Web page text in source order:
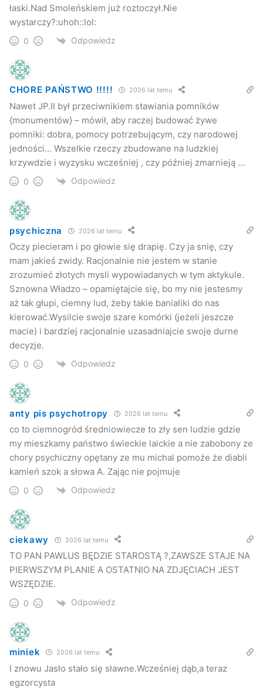
łaski.Nad Smoleńskiem już roztoczył.Nie
wystarczy?:uhoh::lol:
0 Odpowiedz
CHORE PAŃSTWO !!!!! 2026 lat temu
Nawet JP.II był przeciwnikiem stawiania pomników
{monumentów} – mówił, aby raczej budować żywe
pomniki: dobra, pomocy potrzebującym, czy narodowej
jedności… Wszelkie rzeczy zbudowane na ludzkiej
krzywdzie i wyzysku wcześniej , czy później zmarnieją …
0 Odpowiedz
psychiczna 2026 lat temu
Oczy piecieram i po głowie się drapię. Czy ja snię, czy
mam jakieś zwidy. Racjonalnie nie jestem w stanie
zrozumieć złotych mysli wypowiadanych w tym aktykule.
Sznowna Władzo – opamiętajcie się, bo my nie jestesmy
aż tak głupi, ciemny lud, żeby takie banialiki do nas
kierować.Wysilcie swoje szare komórki (jeżeli jeszcze
macie) i bardziej racjonalnie uzasadniajcie swoje durne
decyzje.
0 Odpowiedz
anty pis psychotropy 2026 lat temu
co to ciemnogród średniowiecze to zły sen ludzie gdzie
my mieszkamy państwo świeckie laickie a nie zabobony ze
chory psychiczny opętany ze mu michal pomoże że diabli
kamień szok a słowa A. Zając nie pojmuje
0 Odpowiedz
ciekawy 2026 lat temu
TO PAN PAWLUS BĘDZIE STAROSTĄ ?,ZAWSZE STAJE NA
PIERWSZYM PLANIE A OSTATNIO NA ZDJĘCIACH JEST
WSZĘDZIE.
0 Odpowiedz
miniek 2026 lat temu
I znowu Jasło stało się sławne.Wcześniej dąb,a teraz
egzorcysta